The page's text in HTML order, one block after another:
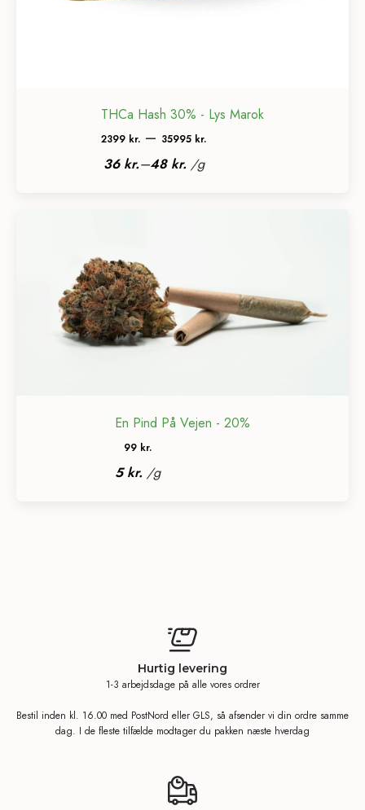
THCa Hash 30% - Lys Marok
2399 kr. – 35995 kr.Prisinterval:
36 kr.–48 kr. /g
En Pind På Vejen - 20%
99 kr.
5kr. /g
Hurtig levering
1-3 arbejdsdage på alle vores ordrer
Bestil inden kl. 16.00 med PostNord eller GLS, så afsender vi din ordre samme
dag. I de fleste tilfælde modtager du pakken næste hverdag